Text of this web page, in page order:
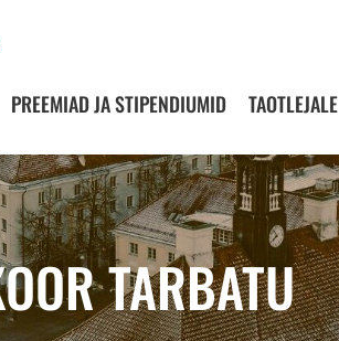
PREEMIAD JA STIPENDIUMID TAOTLEJALE
TARBATU